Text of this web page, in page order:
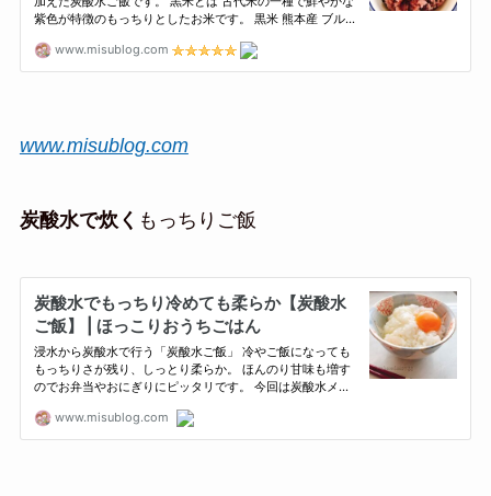
www.misublog.com
炭酸水で炊く もっちりご飯